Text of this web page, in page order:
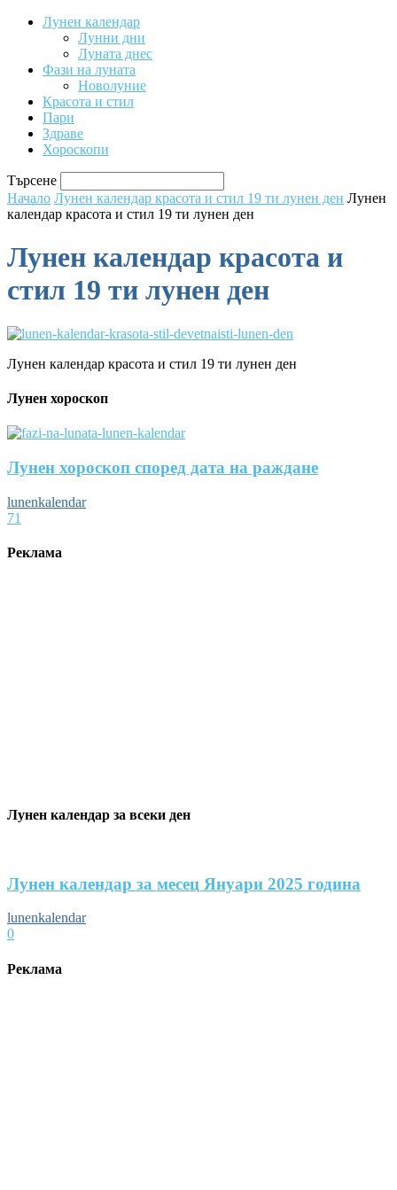
Лунен календар
Лунни дни
Луната днес
Фази на луната
Новолуние
Красота и стил
Пари
Здраве
Хороскопи
Търсене
Начало Лунен календар красота и стил 19 ти лунен ден Лунен
календар красота и стил 19 ти лунен ден
Лунен календар красота и
стил 19 ти лунен ден
Лунен календар красота и стил 19 ти лунен ден
Лунен хороскоп
Лунен хороскоп според дата на раждане
lunenkalendar
71
Реклама
Лунен календар за всеки ден
Лунен календар за месец Януари 2025 година
lunenkalendar
0
Реклама